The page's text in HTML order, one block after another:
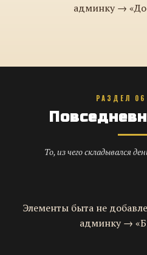
админку →
РАЗДЕЛ
То, из чего складывался
Элементы быта не
админку →